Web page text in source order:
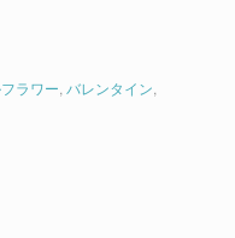
ラワー バレンタイン